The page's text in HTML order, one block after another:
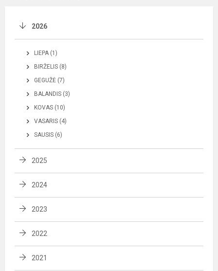
2026
LIEPA (1)
BIRŽELIS (8)
GEGUŽĖ (7)
BALANDIS (3)
KOVAS (10)
VASARIS (4)
SAUSIS (6)
2025
2024
2023
2022
2021